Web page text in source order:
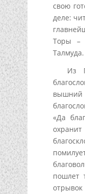
свою
деле:
Торы –
Талмуда.
Из
«Да
пошлет